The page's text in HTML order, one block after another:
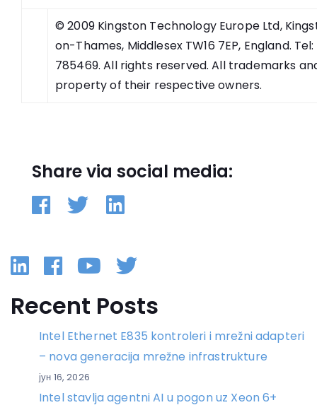
© 2009 Kingston Technology Europe Ltd,
on-Thames, Middlesex TW16 7EP, England.
785469. All rights reserved. All trademarks
property of their respective owners.
Share via social media:
Linkedin
Facebook
YouTube
Twitter
Recent Posts
Intel Ethernet E835 kontroleri i mrežni adapteri
– nova generacija mrežne infrastrukture
јун 16, 2026
Intel stavlja agentni AI u pogon uz Xeon 6+